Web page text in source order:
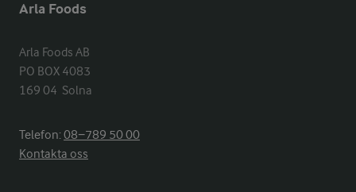
Arla Foods
Arla Foods AB
PO BOX 4083
169 04  Solna
Telefon:08−789 50 00
Kontakta oss